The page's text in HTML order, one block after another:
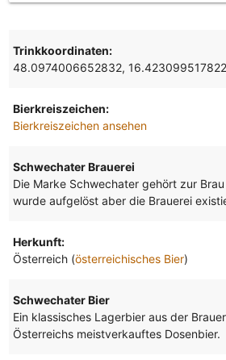
Trinkkoordinaten:
48.0974006652832,
Bierkreiszeichen:
Bierkreiszeichen ansehen
Schwechater Brauerei
Die Marke Schwechater gehört zur
wurde aufgelöst aber die Brauerei
Herkunft:
Österreich (österreichisches Bier)
Schwechater Bier
Ein klassisches Lagerbier aus der
Österreichs meistverkauftes Dosenbier.